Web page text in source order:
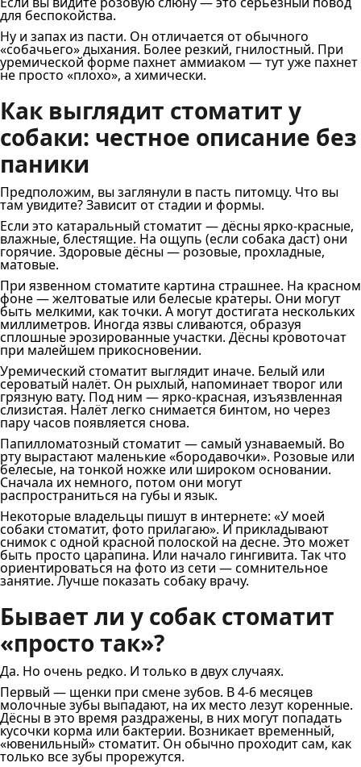
для беспокойства.
Ну и запах из пасти. Он отличается от обычного
«собачьего» дыхания. Более резкий, гнилостный. При
уремической форме пахнет аммиаком — тут уже пахнет
не просто «плохо», а химически.
Как выглядит стоматит у
собаки: честное описание без
паники
Предположим, вы заглянули в пасть питомцу. Что вы
там увидите? Зависит от стадии и формы.
Если это катаральный стоматит — дёсны ярко-красные,
влажные, блестящие. На ощупь (если собака даст) они
горячие. Здоровые дёсны — розовые, прохладные,
матовые.
При язвенном стоматите картина страшнее. На красном
фоне — желтоватые или белесые кратеры. Они могут
быть мелкими, как точки. А могут достигата нескольких
миллиметров. Иногда язвы сливаются, образуя
сплошные эрозированные участки. Дёсны кровоточат
при малейшем прикосновении.
Уремический стоматит выглядит иначе. Белый или
сероватый налёт. Он рыхлый, напоминает творог или
грязную вату. Под ним — ярко-красная, изъязвленная
слизистая. Налёт легко снимается бинтом, но через
пару часов появляется снова.
Папилломатозный стоматит — самый узнаваемый. Во
рту вырастают маленькие «бородавочки». Розовые или
белесые, на тонкой ножке или широком основании.
Сначала их немного, потом они могут
распространиться на губы и язык.
Некоторые владельцы пишут в интернете: «У моей
собаки стоматит, фото прилагаю». И прикладывают
снимок с одной красной полоской на десне. Это может
быть просто царапина. Или начало гингивита. Так что
ориентироваться на фото из сети — сомнительное
занятие. Лучше показать собаку врачу.
Бывает ли у собак стоматит
«просто так»?
Да. Но очень редко. И только в двух случаях.
Первый — щенки при смене зубов. В 4-6 месяцев
молочные зубы выпадают, на их место лезут коренные.
Дёсны в это время раздражены, в них могут попадать
кусочки корма или бактерии. Возникает временный,
«ювенильный» стоматит. Он обычно проходит сам, как
только все зубы прорежутся.